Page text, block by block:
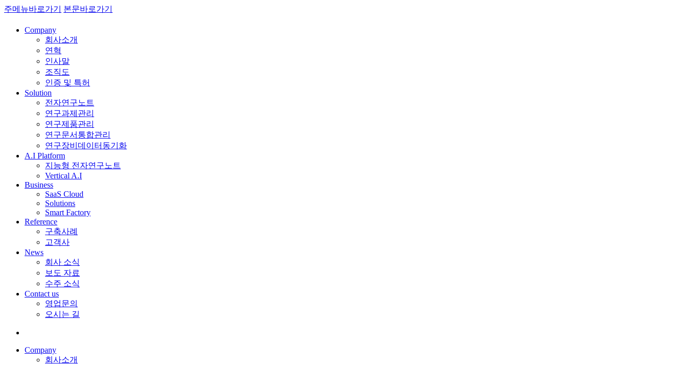
주메뉴바로가기 본문바로가기
Company
회사소개
연혁
인사말
조직도
인증 및 특허
Solution
전자연구노트
연구과제관리
연구제품관리
연구문서통합관리
연구장비데이터동기화
A.I Platform
지능형 전자연구노트
Vertical A.I
Business
SaaS Cloud
Solutions
Smart Factory
Reference
구축사례
고객사
News
회사 소식
보도 자료
수주 소식
Contact us
영업문의
오시는 길
Company
회사소개